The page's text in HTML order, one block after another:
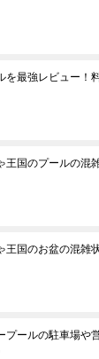
を最強レビュー！
王国のプールの混
王国のお盆の混雑
プールの駐車場や